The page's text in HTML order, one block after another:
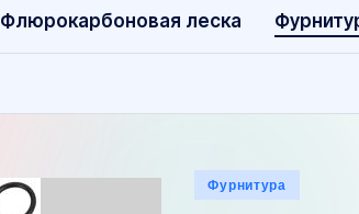
Флюрокарбоновая леска
Опубликовано
Фурнитура